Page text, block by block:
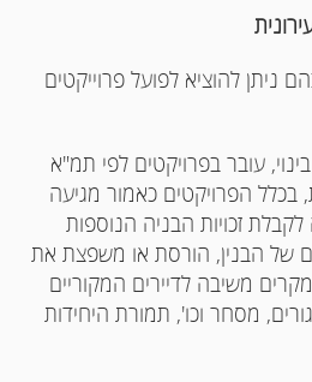
ניתן להוציא לפועל פרוייקטים
עובר בפרויקטים לפי תמ"א
בכלל הפרויקטים כאמור מגיעה
זכויות הבניה הנוספות
של הבנין, הורסת או משפצת את
משיבה לדיירים המקוריים
מסחר וכו', תמורת היחידות